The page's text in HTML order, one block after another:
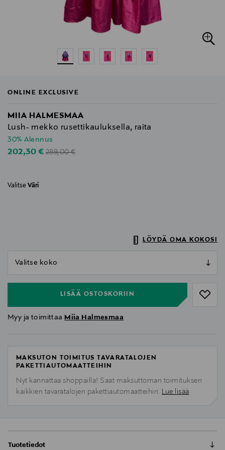
ONLINE EXCLUSIVE
MIIA HALMESMAA
Lush- mekko rusettikauluksella, raita
30% Alennus
Discounted Price
202,30 €Original Price
289,00 €
Valitse Väri
LÖYDÄ OMA KOKOSI
LISÄÄ OSTOSKORIIN
Myy ja toimittaa Miia Halmesmaa
MAKSUTON TOIMITUS TAVARATALOJEN
PAKETTIAUTOMAATTEIHIN
Nyt kannattaa shoppailla! Saat maksuttoman toimituksen
kaikkien tavaratalojen pakettiautomaatteihin. Lue lisää
Tuotetiedot